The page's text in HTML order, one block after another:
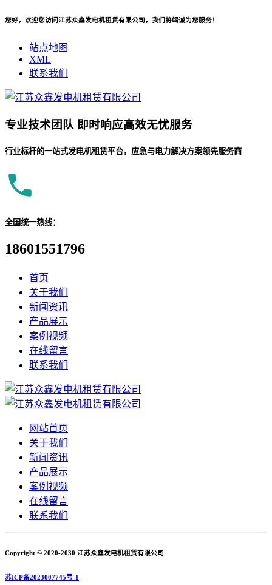
您好，欢迎您访问江苏众鑫发电机租赁有限公司，我们将竭诚为您服务！
站点地图
XML
联系我们
专业技术团队 即时响应高效无忧服务
行业标杆的一站式发电机租赁平台，应急与电力解决方案领先服务商
全国统一热线：
18601551796
首页
关于我们
新闻资讯
产品展示
案例视频
在线留言
联系我们
网站首页
关于我们
新闻资讯
产品展示
案例视频
在线留言
联系我们
Copyright © 2020-2030 江苏众鑫发电机租赁有限公司
苏ICP备2023007745号-1